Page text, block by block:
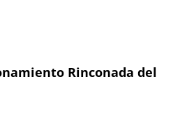
Rinconada del